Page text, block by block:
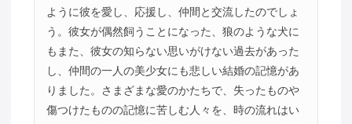
ように彼を愛し、応援し、仲間と交流したのでしょ
う。彼女が偶然飼うことになった、狼のような犬に
もまた、彼女の知らない思いがけない過去があった
し、仲間の一人の美少女にも悲しい結婚の記憶があ
りました。さまざまな愛のかたちで、失ったものや
傷つけたものの記憶に苦しむ人々を、時の流れはい